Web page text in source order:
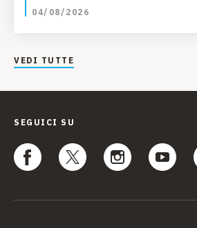
04/08/2026
VEDI TUTTE
SEGUICI SU